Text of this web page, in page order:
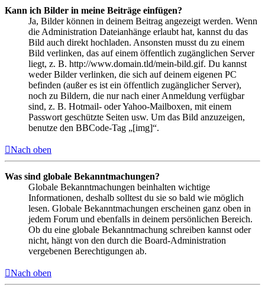
Kann ich Bilder in meine Beiträge einfügen?
Ja, Bilder können in deinem Beitrag angezeigt werden. Wenn
die Administration Dateianhänge erlaubt hat, kannst du das
Bild auch direkt hochladen. Ansonsten musst du zu einem
Bild verlinken, das auf einem öffentlich zugänglichen Server
liegt, z. B. http://www.domain.tld/mein-bild.gif. Du kannst
weder Bilder verlinken, die sich auf deinem eigenen PC
befinden (außer es ist ein öffentlich zugänglicher Server),
noch zu Bildern, die nur nach einer Anmeldung verfügbar
sind, z. B. Hotmail- oder Yahoo-Mailboxen, mit einem
Passwort geschützte Seiten usw. Um das Bild anzuzeigen,
benutze den BBCode-Tag „[img]“.
Nach oben
Was sind globale Bekanntmachungen?
Globale Bekanntmachungen beinhalten wichtige
Informationen, deshalb solltest du sie so bald wie möglich
lesen. Globale Bekanntmachungen erscheinen ganz oben in
jedem Forum und ebenfalls in deinem persönlichen Bereich.
Ob du eine globale Bekanntmachung schreiben kannst oder
nicht, hängt von den durch die Board-Administration
vergebenen Berechtigungen ab.
Nach oben